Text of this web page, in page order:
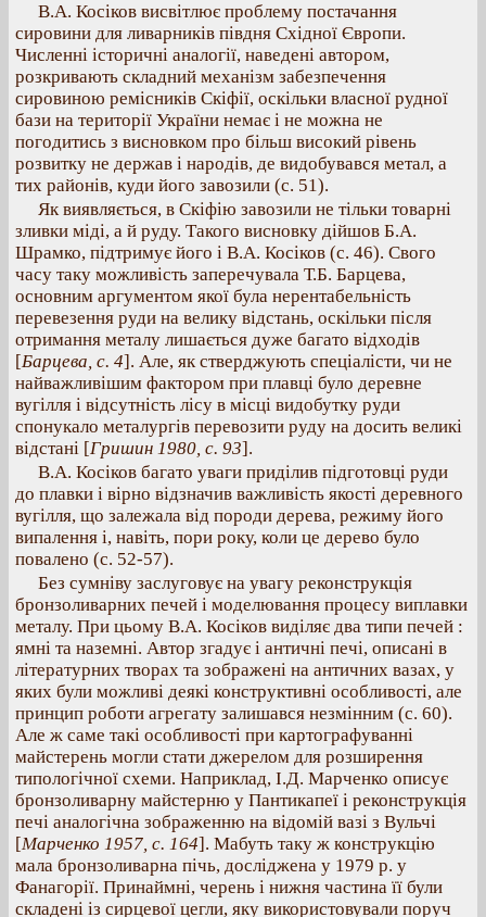
В.А. Косіков висвітлює проблему постачання
сировини для ливарників півдня Східної Європи.
Численні історичні аналогії, наведені автором,
розкривають складний механізм забезпечення
сировиною ремісників Скіфії, оскільки власної рудної
бази на території України немає і не можна не
погодитись з висновком про більш високий рівень
розвитку не держав і народів, де видобувався метал, а
тих районів, куди його завозили (с. 51).
Як виявляється, в Скіфію завозили не тільки товарні
зливки міді, а й руду. Такого висновку дійшов Б.А.
Шрамко, підтримує його і В.А. Косіков (с. 46). Свого
часу таку можливість заперечувала Т.Б. Барцева,
основним аргументом якої була нерентабельність
перевезення руди на велику відстань, оскільки після
отримання металу лишається дуже багато відходів
[Барцева, с. 4]. Але, як стверджують спеціалісти, чи не
найважливішим фактором при плавці було деревне
вугілля і відсутність лісу в місці видобутку руди
спонукало металургів перевозити руду на досить великі
відстані [Гришин 1980, с. 93].
В.А. Косіков багато уваги приділив підготовці руди
до плавки і вірно відзначив важливість якості деревного
вугілля, що залежала від породи дерева, режиму його
випалення і, навіть, пори року, коли це дерево було
повалено (с. 52-57).
Без сумніву заслуговує на увагу реконструкція
бронзоливарних печей і моделювання процесу виплавки
металу. При цьому В.А. Косіков виділяє два типи печей :
ямні та наземні. Автор згадує і античні печі, описані в
літературних творах та зображені на античних вазах, у
яких були можливі деякі конструктивні особливості, але
принцип роботи агрегату залишався незмінним (с. 60).
Але ж саме такі особливості при картографуванні
майстерень могли стати джерелом для розширення
типологічної схеми. Наприклад, І.Д. Марченко описує
бронзоливарну майстерню у Пантикапеї і реконструкція
печі аналогічна зображенню на відомій вазі з Вульчі
[Марченко 1957, с. 164]. Мабуть таку ж конструкцію
мала бронзоливарна пічь, досліджена у 1979 р. у
Фанагорії. Принаймні, черень і нижня частина її були
складені із сирцевої цегли, яку використовували поруч